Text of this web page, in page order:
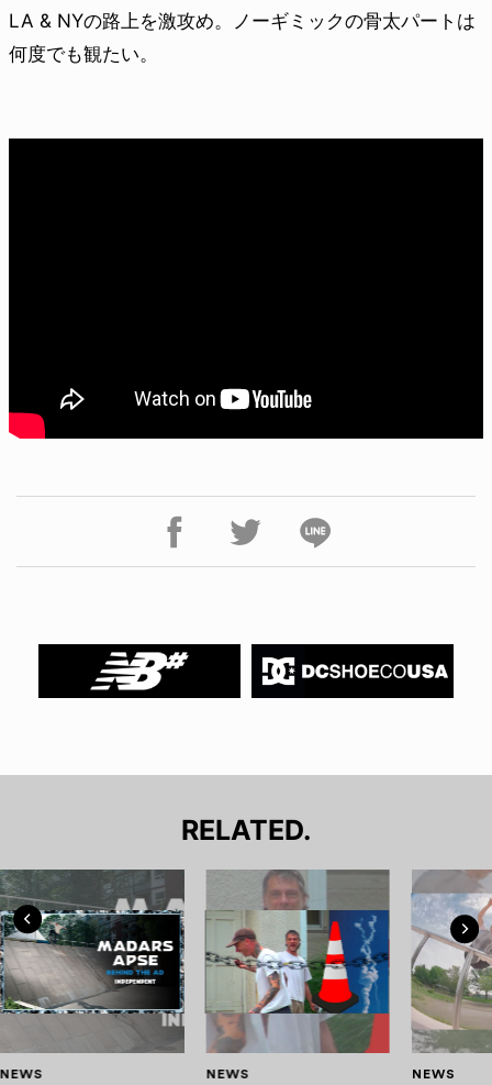
LA & NYの路上を激攻め。ノーギミックの骨太パートは
何度でも観たい。
RELATED.
NEWS NEWS NEWS